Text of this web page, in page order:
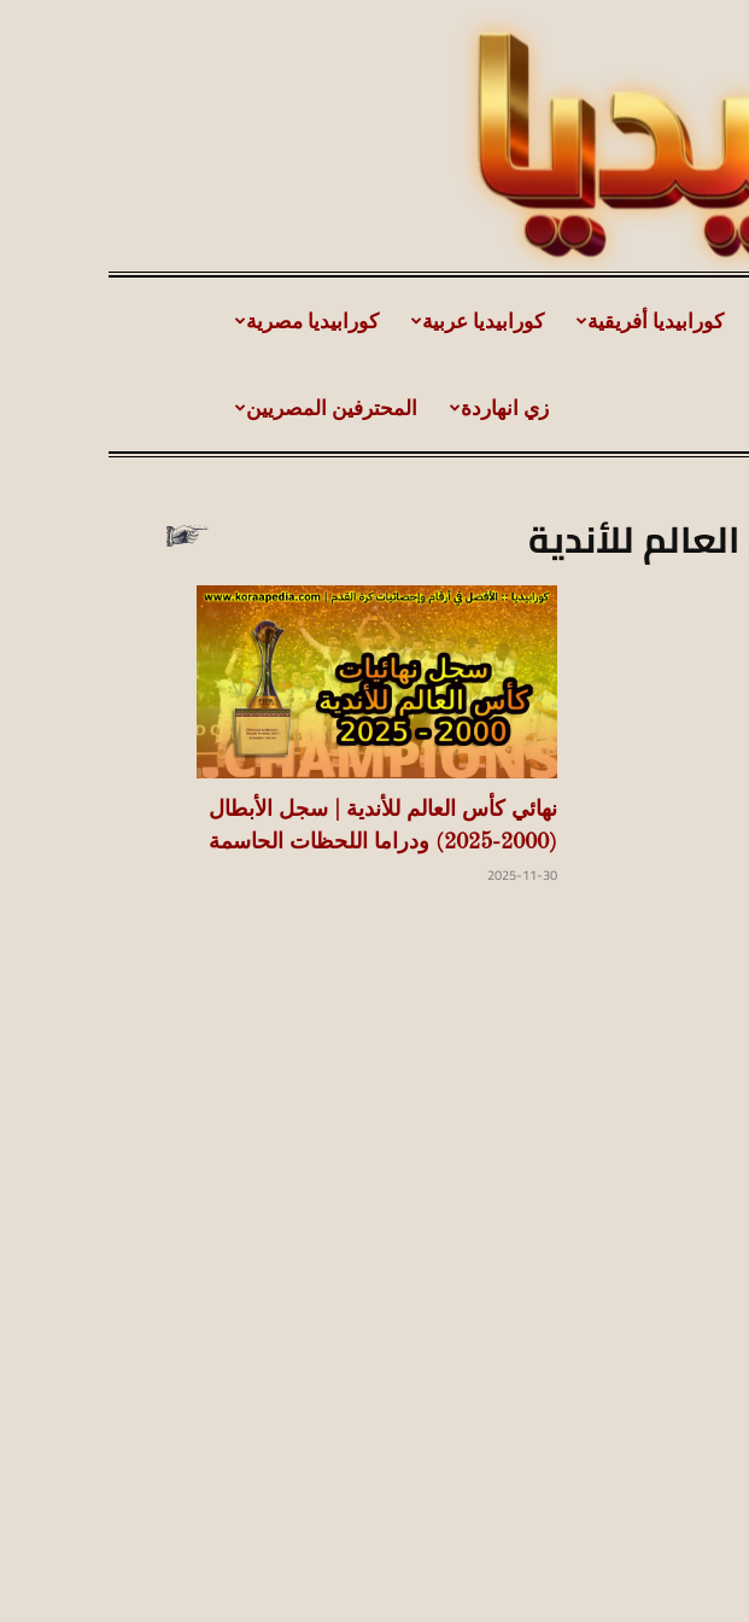
كورابيديا مصرية كورابيديا عربية كورابيديا أفريقية
المحترفين المصريين زي انهاردة
نهائي كأس العالم للأندية | سجل الأبطال
(2000-2025) ودراما اللحظات الحاسمة
2025-11-30